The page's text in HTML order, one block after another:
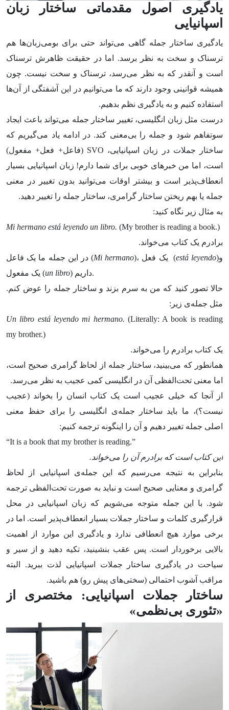
یادگیری اصول مقدماتی ساختار زبان
اسپانیایی
یادگیری ساختار جمله گاهی می‌تواند حتی برای بومی‌زبان‌ها هم
ترسناک و سخت به نظر برسد. اما در حقیقت ظاهرش ترسناک
است و آنقدر که به نظر می‌رسد، ترسناک و سخت نیست. چون
همیشه قوانینی وجود دارند که ما می‌توانیم در این آشفتگی از آن‌ها
استفاده کنیم و به یادگیری نظم بدهیم.
درست مثل زبان انگلیسی، تغییر ساختار جمله می‌تواند باعث ایجاد
سوتفاهم شود و جمله را بی‌معنی کند. در ادامه یاد می‌گیریم که
ساختار جملات در زبان اسپانیایی، SVO (فاعل+ فعل+ مفعول)
است، اما من خبر‌های خوبی برای شما دارم! زبان اسپانیایی بسیار
انعطاف‌پذیر است و بیشتر اوقات می‌توانید بدون تغییر در معنی
جمله یا بهم ریختن ساختار گرامری، ساختار جمله را تغییر دهید.
به مثال زیر نگاه کنید:
Mi hermano está leyendo un libro. (My brother is reading a book.)
برادرم یک کتاب می‌خواند.
در این جمله ما یک فاعل (Mi hermano )، یک فعل (está leyendo)و
یک مفعول (un libro
) داریم.
حالا تصور کنید که من به سرم بزند و ساختار جمله را عوض کنم.
مثل جمله‌ی زیر:
Un libro está leyendo mi hermano. (Literally: A book is reading
my brother.)
یک کتاب برادرم را می‌خواند.
همانطور که می‌بینید، ساختار جمله از لحاظ گرامری صحیح است،
اما معنی تحت‌الفظی آن در انگلیسی کمی عجیب به نظر می‌رسد.
از آنجا که خیلی عجیب است یک کتاب انسان را بخواند (عجیب
نیست؟)، ما باید ساختار جمله‌ی انگلیسی را برای حفظ معنی
اصلی جمله تغییر دهیم و آن را اینگونه ترجمه کنیم:
“It is a book that my brother is reading.”
این کتاب است که برادرم آن را می‌خواند.
بنابراین به نتیجه می‌رسیم که این جمله‌ی اسپانیایی از لحاظ
گرامری و معنایی صحیح است و نباید به صورت تحت‌الفظی ترجمه
شود. با این جمله متوجه می‌شویم که زبان اسپانیایی در محل
قرارگیری کلمات و ساختار جملات بسیار انعطاف‌پذیر است. اما در
برخی موارد هیچ انعطافی ندارد و یادگیری‌ این موارد از اهمیت
بالایی برخوردار است. پس عقب بنشینید، تکیه دهید و از سیر و
سیاحت در یادگیری ساختار جملات اسپانیایی لذت ببرید. البته
مراقب آشوب‌ احتمالی (سختی‌های پیش رو) هم باشید.
ساختار جملات اسپانیایی: مختصری از
«تئوری بی‌نظمی»